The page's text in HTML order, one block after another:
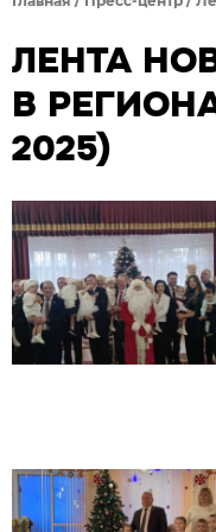
ЛЕНТА
В
2025)